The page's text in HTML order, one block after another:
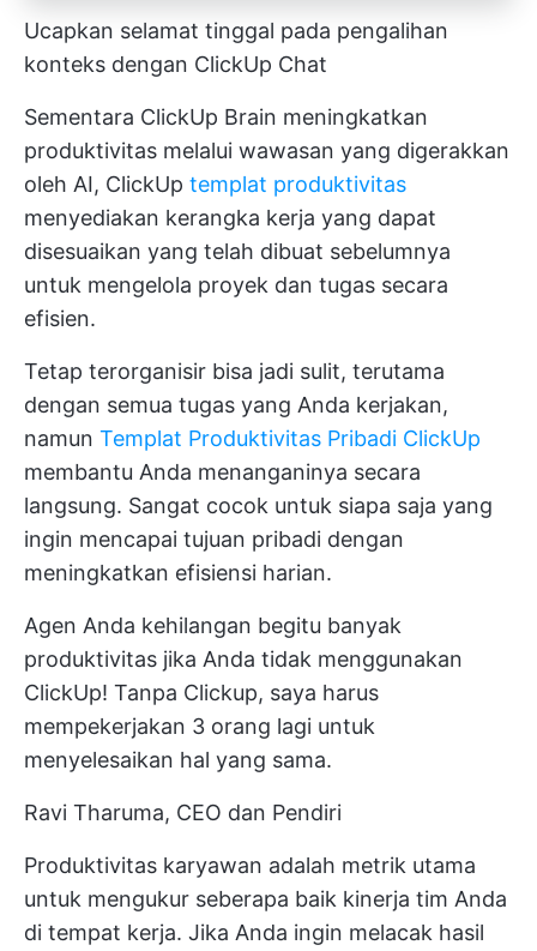
Ucapkan selamat tinggal pada pengalihan
konteks dengan ClickUp Chat
Sementara ClickUp Brain meningkatkan
produktivitas melalui wawasan yang digerakkan
oleh AI, ClickUp templat produktivitas
menyediakan kerangka kerja yang dapat
disesuaikan yang telah dibuat sebelumnya
untuk mengelola proyek dan tugas secara
efisien.
Tetap terorganisir bisa jadi sulit, terutama
dengan semua tugas yang Anda kerjakan,
namun Templat Produktivitas Pribadi ClickUp
membantu Anda menanganinya secara
langsung. Sangat cocok untuk siapa saja yang
ingin mencapai tujuan pribadi dengan
meningkatkan efisiensi harian.
Agen Anda kehilangan begitu banyak
produktivitas jika Anda tidak menggunakan
ClickUp! Tanpa Clickup, saya harus
mempekerjakan 3 orang lagi untuk
menyelesaikan hal yang sama.
Ravi Tharuma, CEO dan Pendiri
Produktivitas karyawan adalah metrik utama
untuk mengukur seberapa baik kinerja tim Anda
di tempat kerja. Jika Anda ingin melacak hasil